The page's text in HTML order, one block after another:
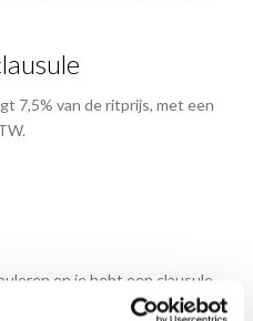
7,5% van de ritprijs, met een
en je hebt een clausule
€37,50,- annuleringskosten.